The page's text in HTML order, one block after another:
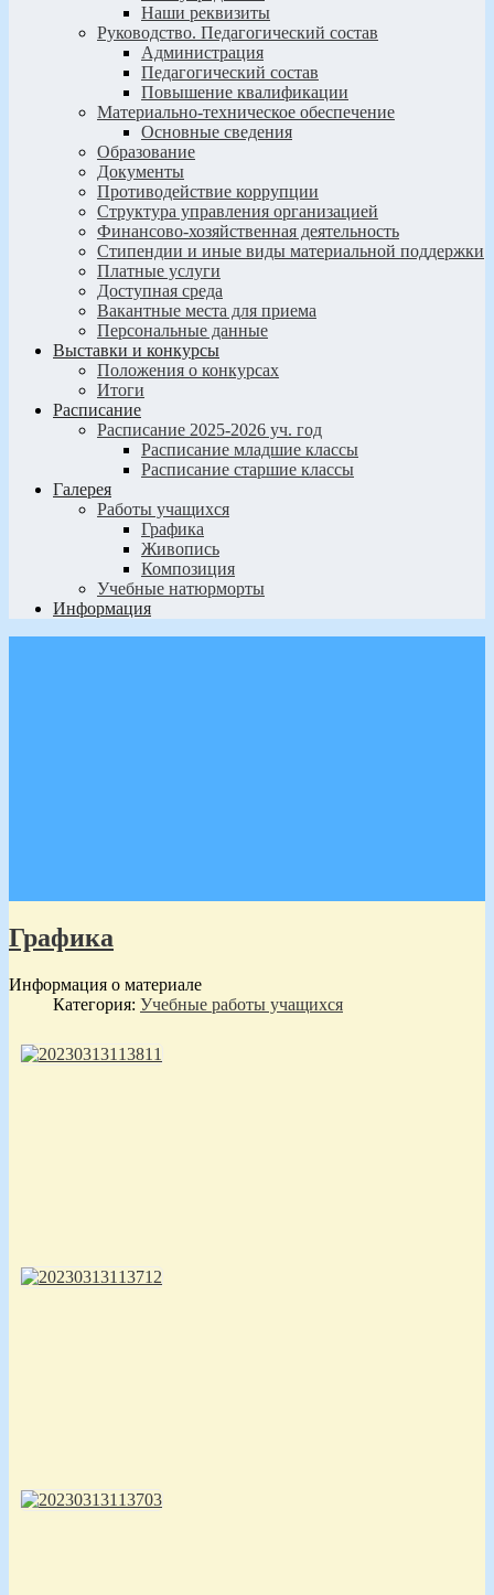
Наши реквизиты
Руководство. Педагогический состав
Администрация
Педагогический состав
Повышение квалификации
Материально-техническое обеспечение
Основные сведения
Образование
Документы
Противодействие коррупции
Структура управления организацией
Финансово-хозяйственная деятельность
Стипендии и иные виды материальной поддержки
Платные услуги
Доступная среда
Вакантные места для приема
Персональные данные
Выставки и конкурсы
Положения о конкурсах
Итоги
Расписание
Расписание 2025-2026 уч. год
Расписание младшие классы
Расписание старшие классы
Галерея
Работы учащихся
Графика
Живопись
Композиция
Учебные натюрморты
Информация
Графика
Информация о материале
Категория: Учебные работы учащихся